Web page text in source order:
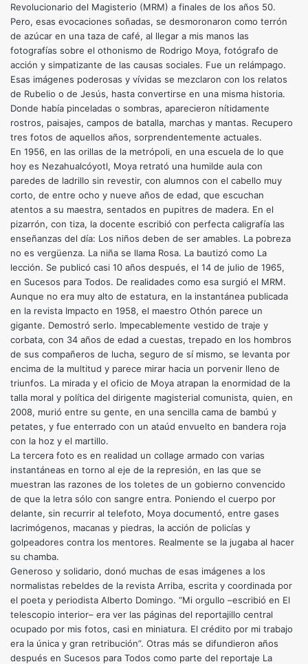
Revolucionario del Magisterio (MRM) a finales de los años 50.
Pero, esas evocaciones soñadas, se des­moronaron como terrón
de azúcar en una taza de café, al llegar a mis manos las
fotografías sobre el othonismo de Rodrigo Moya, fotógrafo de
acción y simpatizante de las causas sociales. Fue un relámpago.
Esas imágenes poderosas y vívidas se mezclaron con los relatos
de Rubelio o de Jesús, hasta convertirse en una misma historia.
Donde había pinceladas o sombras, aparecieron nítidamente
rostros, paisajes, campos de batalla, marchas y mantas. Recupero
tres fotos de aquellos años, sorprendentemente actuales.
En 1956, en las orillas de la metrópoli, en una escuela de lo que
hoy es Nezahualcóyotl, Moya retrató una humilde aula con
paredes de ladrillo sin revestir, con alumnos con el cabello muy
corto, de entre ocho y nueve años de edad, que escuchan
atentos a su maestra, sentados en pupitres de madera. En el
pizarrón, con tiza, la docente escribió con perfecta caligrafía las
enseñanzas del día: Los niños deben de ser amables. La pobreza
no es vergüenza. La niña se llama Rosa. La bautizó como La
lección. Se publicó casi 10 años después, el 14 de julio de 1965,
en Sucesos para Todos. De realidades como esa surgió el MRM.
Aunque no era muy alto de estatura, en la instantánea publicada
en la revista Impacto en 1958, el maestro Othón parece un
gigante. Demostró serlo. Impecablemente vestido de traje y
corbata, con 34 años de edad a cuestas, trepado en los hombros
de sus compañeros de lucha, seguro de sí mismo, se levanta por
encima de la multitud y parece mirar hacia un porvenir lleno de
triunfos. La mirada y el oficio de Moya atrapan la enormidad de la
talla moral y política del dirigente magisterial comunista, quien, en
2008, murió entre su gente, en una sencilla cama de bambú y
petates, y fue enterrado con un ataúd envuelto en bandera roja
con la hoz y el martillo.
La tercera foto es en realidad un collage armado con varias
instantáneas en torno al eje de la represión, en las que se
muestran las razones de los toletes de un gobierno convencido
de que la letra sólo con sangre entra. Poniendo el cuerpo por
delante, sin recurrir al telefoto, Moya documentó, entre gases
lacrimógenos, macanas y piedras, la acción de policías y
golpeadores contra los mentores. Realmente se la jugaba al hacer
su chamba.
Generoso y solidario, donó muchas de esas imágenes a los
normalistas rebeldes de la revista Arriba, escrita y coordinada por
el poeta y periodista Alberto Domingo. “Mi orgullo –escribió en El
telescopio interior– era ver las páginas del reportajillo central
ocupado por mis fotos, casi en miniatura. El crédito por mi trabajo
era la única y gran retribución”. Otras más se difundieron años
después en Sucesos para Todos como parte del reportaje La